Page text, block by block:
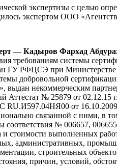
экспертизы с целью
экспертом ООО
— Кадыров Фархад
требованиям системы
ГУ РФЦСЭ при
добровольной
выдан некоммерческим
Аттестат № 25879 от 02.12.15
от 16.10.2009
связанной с ними, в
соответствия № 006657,
и стоимости выполненных
административных,
строительных
причин, условий,